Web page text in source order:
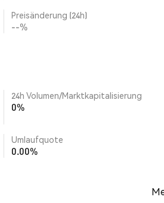
Preisänderung (24h)
--%
24h Volumen/Marktkapitalisierung
0%
Umlaufquote
0.00%